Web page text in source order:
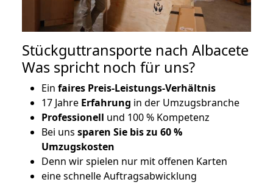
Stückguttransporte nach Albacete
Was spricht noch für uns?
Ein faires Preis-Leistungs-Verhältnis
17 Jahre Erfahrung in der Umzugsbranche
Professionell und 100 % Kompetenz
Bei uns sparen Sie bis zu 60 %
Umzugskosten
Denn wir spielen nur mit offenen Karten
eine schnelle Auftragsabwicklung